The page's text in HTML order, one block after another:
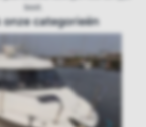
boot.
onze categorieën